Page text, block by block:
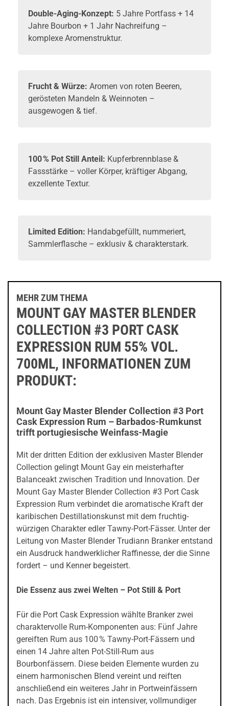
Double-Aging-Konzept: 5 Jahre Portfass + 14
Jahre Bourbon + 1 Jahr Nachreifung –
komplexe Aromenstruktur.
Frucht & Würze: Aromen von roten Beeren,
gerösteten Mandeln & Weinnoten –
ausgewogen & tief.
100 % Pot Still Anteil: Kupferbrennblase &
Fassstärke – voller Körper, kräftiger Abgang,
exzellente Textur.
Limited Edition: Handabgefüllt, nummeriert,
Sammlerflasche – exklusiv & charakterstark.
MEHR ZUM THEMA
MOUNT GAY MASTER BLENDER
COLLECTION #3 PORT CASK
EXPRESSION RUM 55% VOL.
700ML, INFORMATIONEN ZUM
PRODUKT:
Mount Gay Master Blender Collection #3 Port
Cask Expression Rum – Barbados-Rumkunst
trifft portugiesische Weinfass-Magie
Mit der dritten Edition der exklusiven Master Blender
Collection gelingt Mount Gay ein meisterhafter
Balanceakt zwischen Tradition und Innovation. Der
Mount Gay Master Blender Collection #3 Port Cask
Expression Rum verbindet die aromatische Kraft der
karibischen Destillationskunst mit dem fruchtig-
würzigen Charakter edler Tawny-Port-Fässer. Unter der
Leitung von Master Blender Trudiann Branker entstand
ein Ausdruck handwerklicher Raffinesse, der die Sinne
fordert – und Kenner begeistert.
Die Essenz aus zwei Welten – Pot Still & Port
Für die Port Cask Expression wählte Branker zwei
charaktervolle Rum-Komponenten aus: Fünf Jahre
gereiften Rum aus 100 % Tawny-Port-Fässern und
einen 14 Jahre alten Pot-Still-Rum aus
Bourbonfässern. Diese beiden Elemente wurden zu
einem harmonischen Blend vereint und reiften
anschließend ein weiteres Jahr in Portweinfässern
nach. Das Ergebnis ist ein intensiver, vollmundiger